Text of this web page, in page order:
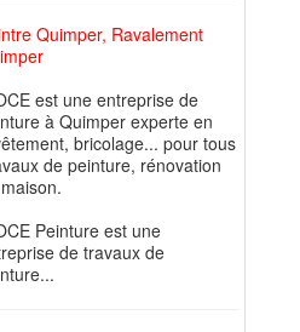
Quimper, Ravalement
est une entreprise de
à Quimper experte en
bricolage... pour tous
de peinture, rénovation
Peinture est une
de travaux de